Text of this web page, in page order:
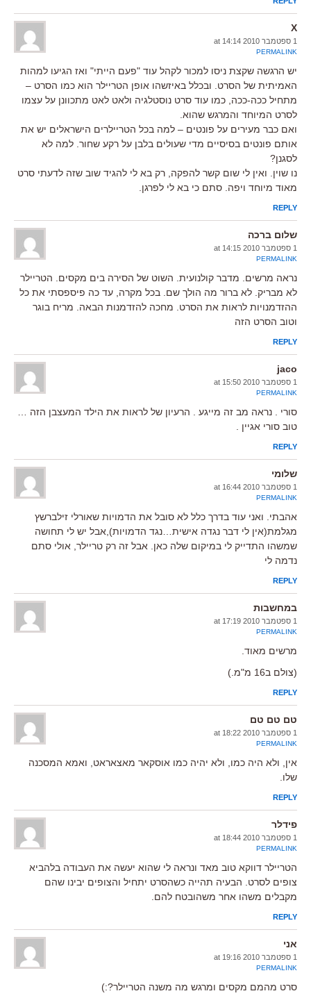
X
1 ספטמבר 2010 at 14:14
PERMALINK
יש הרגשה שקצת ניסו למכור לקהל עוד "פעם הייתי" ואז הגיעו למהות
האמיתית של הסרט. ובכלל באיזשהו אופן הטריילר הוא כמו הסרט –
מתחיל ככה-ככה, כמו עוד סרט נוסטלגיה ולאט לאט מתכוונן על עצמו
לסרט המיוחד והמרגש שהוא.
ואם כבר מעירים על פונטים – למה בכל הטריילרים הישראלים יש את
אותם פונטים בסיסיים מדי שעולים בלבן על רקע שחור. למה לא
לסגנן?
נו שוין. ואין לי שום קשר להפקה, רק בא לי להגיד שוב שזה לדעתי סרט
מאוד מיוחד ויפה. סתם כי בא לי לפרגן.
REPLY
שלום ברכה
1 ספטמבר 2010 at 14:15
PERMALINK
נראה מרשים. מדבר קולנועית. השוט של הסירה בים מקסים. הטריילר
לא מבריק. לא ברור מה הולך שם. בכל מקרה, עד כה פיספסתי את כל
ההזדמנויות לראות את הסרט. מחכה להזדמנות הבאה. מריח בוגר
וטוב הסרט הזה
REPLY
jaco
1 ספטמבר 2010 at 15:50
PERMALINK
סורי . נראה מב זה מייגע . הרעיון של לראות את הילד המעצבן הזה …
טוב סורי אגיין .
REPLY
שלומי
1 ספטמבר 2010 at 16:44
PERMALINK
אהבתי. ואני עוד בדרך כלל לא סובל את הדמויות שאורלי זילברשץ
מגלמת(אין לי דבר נגדה אישית…נגד הדמויות),אבל יש לי תחושה
שמשהו התדייק לי במיקום שלה כאן. אבל זה רק טריילר, אולי סתם
נדמה לי
REPLY
במחשבות
1 ספטמבר 2010 at 17:19
PERMALINK
מרשים מאוד.
(צולם ב16 מ"מ.)
REPLY
טם טם טם
1 ספטמבר 2010 at 18:22
PERMALINK
אין, ולא היה כמו, ולא יהיה כמו אוסקאר מאצאראט, ואמא המסכנה
שלו.
REPLY
פידלר
1 ספטמבר 2010 at 18:44
PERMALINK
הטריילר דווקא טוב מאד ונראה לי שהוא יעשה את העבודה בלהביא
צופים לסרט. הבעיה תהייה כשהסרט יתחיל והצופים יבינו שהם
מקבלים משהו אחר משהובטח להם.
REPLY
אני
1 ספטמבר 2010 at 19:16
PERMALINK
סרט מהמם מקסים ומרגש מה משנה הטריילר?:)